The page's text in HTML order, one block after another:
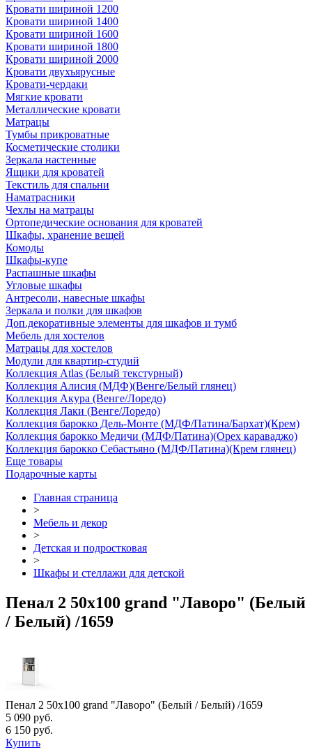
Кровати шириной 1200
Кровати шириной 1400
Кровати шириной 1600
Кровати шириной 1800
Кровати шириной 2000
Кровати двухъярусные
Кровати-чердаки
Мягкие кровати
Металлические кровати
Матрацы
Тумбы прикроватные
Косметические столики
Зеркала настенные
Ящики для кроватей
Текстиль для спальни
Наматрасники
Чехлы на матрацы
Ортопедические основания для кроватей
Шкафы, хранение вещей
Комоды
Шкафы-купе
Распашные шкафы
Угловые шкафы
Антресоли, навесные шкафы
Зеркала и полки для шкафов
Доп.декоративные элементы для шкафов и тумб
Мебель для хостелов
Матрацы для хостелов
Модули для квартир-студий
Коллекция Atlas (Белый текстурный)
Коллекция Алисия (МДФ)(Венге/Белый глянец)
Коллекция Акура (Венге/Лоредо)
Коллекция Лаки (Венге/Лоредо)
Коллекция барокко Дель-Монте (МДФ/Патина/Бархат)(Крем)
Коллекция барокко Медичи (МДФ/Патина)(Орех караваджо)
Коллекция барокко Себастьяно (МДФ/Патина)(Крем глянец)
Еще товары
Подарочные карты
Главная страница
>
Мебель и декор
>
Детская и подростковая
>
Шкафы и стеллажи для детской
Пенал 2 50х100 grand "Лаворо" (Белый
/ Белый) /1659
Пенал 2 50х100 grand "Лаворо" (Белый / Белый) /1659
5 090 руб.
6 150 руб.
Купить